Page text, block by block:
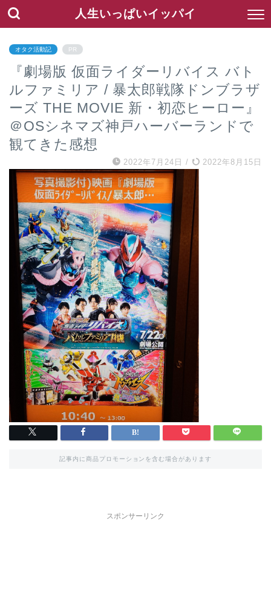
人生いっぱいイッパイ
オタク活動記 PR
『劇場版 仮面ライダーリバイス バト
ルファミリア / 暴太郎戦隊ドンブラザ
ーズ THE MOVIE 新・初恋ヒーロー』
＠OSシネマズ神戸ハーバーランドで
観てきた感想
2022年7月24日 / 2022年8月15日
記事内に商品プロモーションを含む場合があります
スポンサーリンク